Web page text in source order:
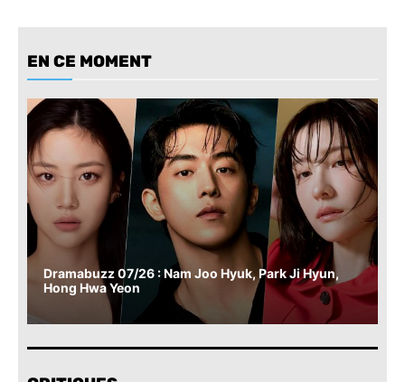
EN CE MOMENT
Dramabuzz 07/26 : Nam Joo Hyuk, Park Ji Hyun,
Hong Hwa Yeon